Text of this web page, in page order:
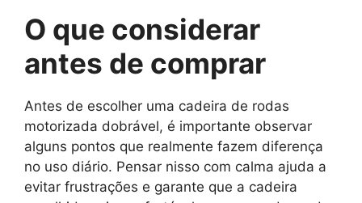
O que considerar
antes de comprar
Antes de escolher uma cadeira de rodas
motorizada dobrável, é importante observar
alguns pontos que realmente fazem diferença
no uso diário. Pensar nisso com calma ajuda a
evitar frustrações e garante que a cadeira